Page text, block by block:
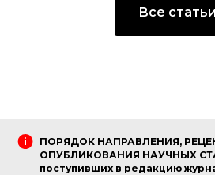
Все статьи
ПОРЯДОК НАПРАВЛЕНИЯ,
ОПУБЛИКОВАНИЯ НАУЧНЫХ
поступивших в редакцию